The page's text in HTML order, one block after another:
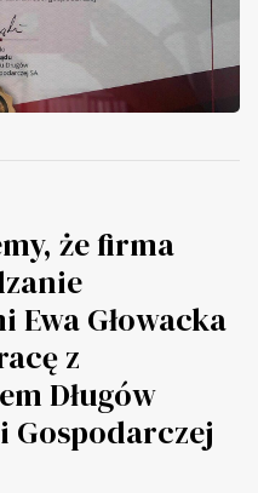
że firma
Głowacka
z
Długów